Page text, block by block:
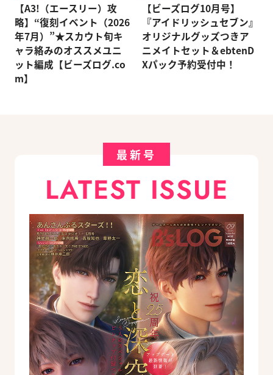
【A3!（エースリー）攻
略】“復刻イベント（2026
年7月）”★スカウト旬キ
ャラ絡みのオススメユニ
ット編成【ビーズログ.co
m】
【ビーズログ10月号】
『アイドリッシュセブン』
オリジナルグッズつきア
ニメイトセット＆ebtenD
Xパック予約受付中！
最新号
LATEST ISSUE